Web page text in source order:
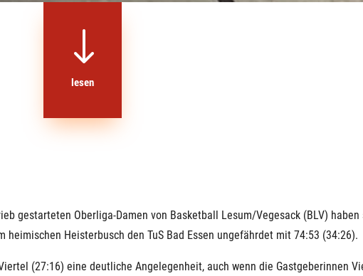
"
lesen
gestarteten Oberliga-Damen von Basketball Lesum/Vegesack (BLV)
Heisterbusch den TuS Bad Essen ungefährdet mit 74:53 (34:26).
(27:16) eine deutliche Angelegenheit, auch wenn die Gastgeberinnen